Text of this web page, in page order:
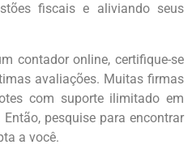
fiscais e aliviando seus
contador online, certifique-se
avaliações. Muitas firmas
com suporte ilimitado em
pesquise para encontrar
a você.